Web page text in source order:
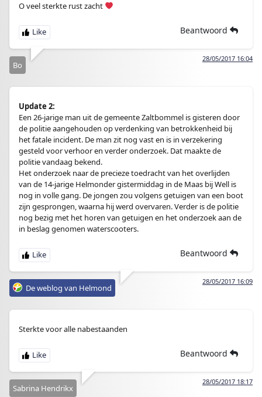
O veel sterkte rust zacht
Beantwoord
28/05/2017 16:04
Bo
Update 2:
Een 26-jarige man uit de gemeente Zaltbommel is gisteren door
de politie aangehouden op verdenking van betrokkenheid bij
het fatale incident. De man zit nog vast en is in verzekering
gesteld voor verhoor en verder onderzoek. Dat maakte de
politie vandaag bekend.
Het onderzoek naar de precieze toedracht van het overlijden
van de 14-jarige Helmonder gistermiddag in de Maas bij Well is
nog in volle gang. De jongen zou volgens getuigen van een boot
zijn gesprongen, waarna hij werd overvaren. Verder is de politie
nog bezig met het horen van getuigen en het onderzoek aan de
in beslag genomen waterscooters.
Beantwoord
28/05/2017 16:09
De weblog van Helmond
Sterkte voor alle nabestaanden
Beantwoord
28/05/2017 18:17
Sabrina Hendrikx